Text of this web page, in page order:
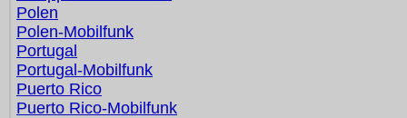
Polen
Polen-Mobilfunk
Portugal
Portugal-Mobilfunk
Puerto Rico
Puerto Rico-Mobilfunk